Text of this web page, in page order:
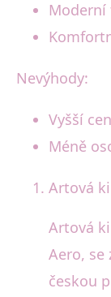
Moderní
Nevýhody:
Vyšší
Méně
Artová
Artová
Aero, se
českou